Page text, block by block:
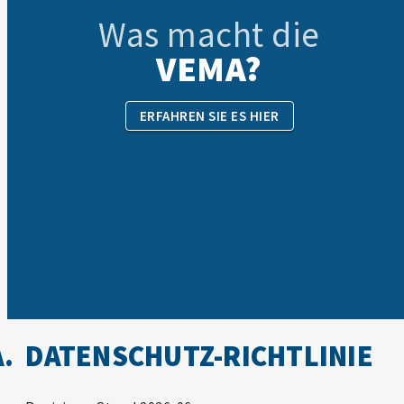
Was macht die
VEMA?
ERFAHREN SIE ES HIER
tage
DATENSCHUTZ-RICHTLINIE